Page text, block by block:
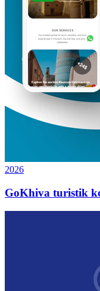
2026
GoKhiva turistik